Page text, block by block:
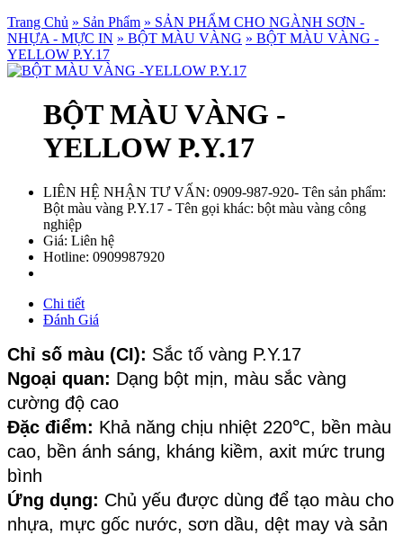
Trang Chủ » Sản Phẩm » SẢN PHẨM CHO NGÀNH SƠN -
NHỰA - MỰC IN » BỘT MÀU VÀNG » BỘT MÀU VÀNG -
YELLOW P.Y.17
BỘT MÀU VÀNG -
YELLOW P.Y.17
LIÊN HỆ NHẬN TƯ VẤN: 0909-987-920- Tên sản phẩm:
Bột màu vàng P.Y.17 - Tên gọi khác: bột màu vàng công
nghiệp
Giá: Liên hệ
Hotline: 0909987920
Chi tiết
Đánh Giá
Chỉ số màu (CI): Sắc tố vàng P.Y.17
Ngoại quan: Dạng bột mịn, màu sắc vàng
cường độ cao
Đặc điểm: Khả năng chịu nhiệt 220℃, bền màu
cao, bền ánh sáng, kháng kiềm, axit mức trung
bình
Ứng dụng: Chủ yếu được dùng để tạo màu cho
nhựa, mực gốc nước, sơn dầu, dệt may và sản